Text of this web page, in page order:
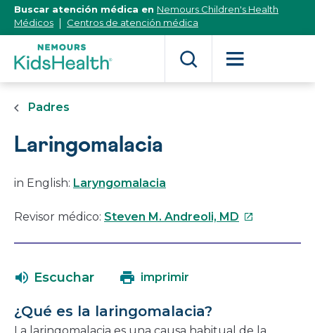
[Skip
Content]
Buscar atención médica en Nemours Children's Health
Médicos
Centros de atención médica
Padres
Laringomalacia
in English: Laryngomalacia
Revisor médico: Steven M. Andreoli, MD Este
Escuchar imprimir
¿Qué es la laringomalacia?